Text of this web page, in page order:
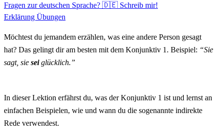
Fragen zur deutschen Sprache? 🇩🇪 Schreib mir!
Erklärung Übungen
Möchtest du jemandem erzählen, was eine andere Person gesagt
hat? Das gelingt dir am besten mit dem Konjunktiv 1. Beispiel: “Sie
sagt, sie seiglücklich.”
In dieser Lektion erfährst du, was der Konjunktiv 1 ist und lernst an
einfachen Beispielen, wie und wann du die sogenannte indirekte
Rede verwendest.